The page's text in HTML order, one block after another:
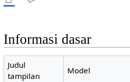
Informasi dasar
Judul
tampilan
Model